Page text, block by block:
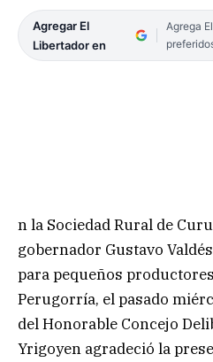
Agregar El
Libertador en
Agrega
n la Sociedad Rural de
gobernador Gustavo
para pequeños
Perugorría, el pasado
del Honorable Concejo
Yrigoyen agradeció la